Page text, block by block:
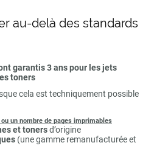
au-delà des standards
garantis 3 ans pour les jets
toners
cela est techniquement possible
un nombre de pages imprimables
et tonersd’origine
(une gamme remanufacturée et